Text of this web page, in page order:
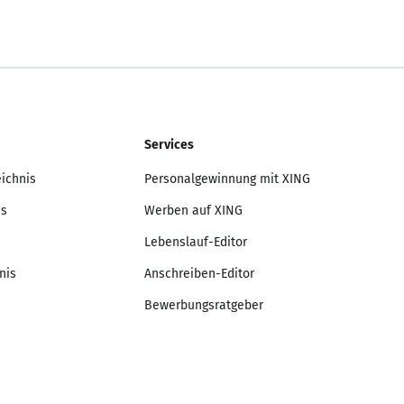
Services
Personalgewinnung mit XING
Werben auf XING
Lebenslauf-Editor
Anschreiben-Editor
Bewerbungsratgeber